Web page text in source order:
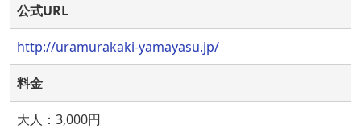
公式URL
http://uramurakaki-yamayasu.jp/
料金
大人：3,000円